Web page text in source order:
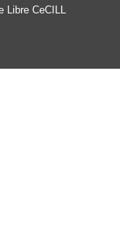
Libre CeCILL